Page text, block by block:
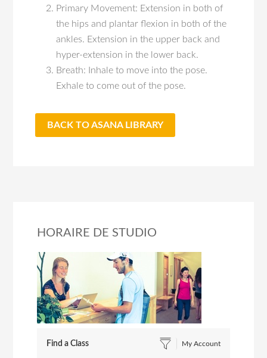
Primary Movement: Extension in both of
the hips and plantar flexion in both of the
ankles. Extension in the upper back and
hyper-extension in the lower back.
Breath: Inhale to move into the pose.
Exhale to come out of the pose.
BACK TO ASANA LIBRARY
HORAIRE DE STUDIO
Find a Class My Account